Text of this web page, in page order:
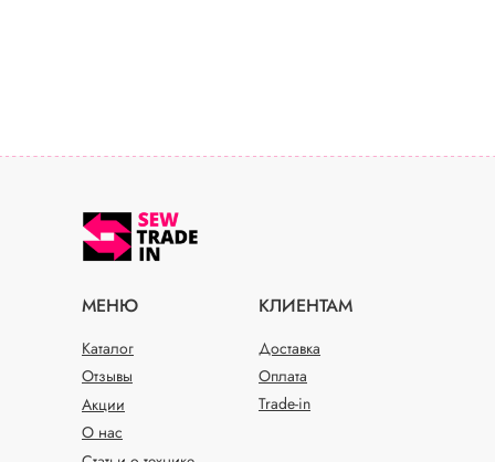
МЕНЮ КЛИЕНТАМ
Каталог
О нас
Доставка
Оплата
Отзывы
Акции
Trade-in